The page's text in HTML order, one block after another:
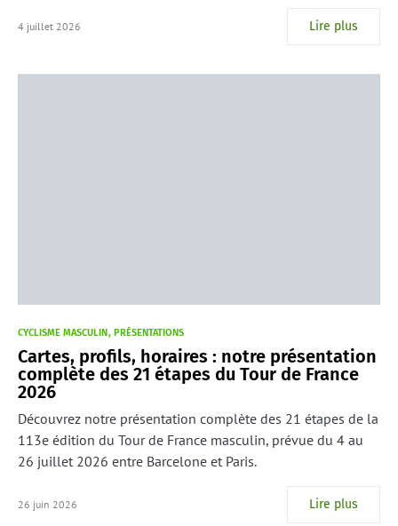
4 juillet 2026 Lire plus
CYCLISME MASCULIN PRÉSENTATIONS
Cartes, profils, horaires : notre présentation
complète des 21 étapes du Tour de France
2026
Découvrez notre présentation complète des 21 étapes de la
113e édition du Tour de France masculin, prévue du 4 au
26 juillet 2026 entre Barcelone et Paris.
26 juin 2026 Lire plus